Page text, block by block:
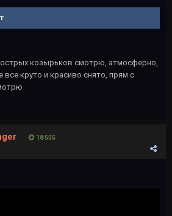
козырьков смотрю, атмосферно,
все круто и красиво снято, прям с
18 555